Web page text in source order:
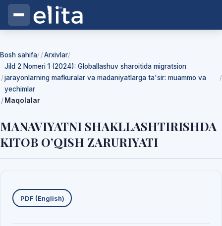
Bosh sahifa/ Arxivlar/
Jild 2 Nomeri 1 (2024): Globallashuv sharoitida migratsion
jarayonlarning mafkuralar va madaniyatlarga ta'sir: muammo va
yechimlar
/
Maqolalar
MANAVIYATNI SHAKLLASHTIRISHDA
KITOB O’QISH ZARURIYATI
Yuklab olishlar
PDF (English)